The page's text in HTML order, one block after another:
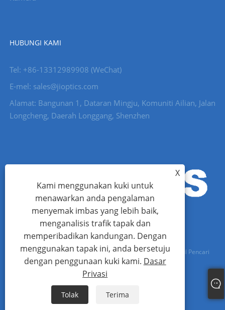
HUBUNGI KAMI
Tel: +86-13312989908 (WeChat)
E-mel: sales@jioptics.com
Alamat: Bangunan 1, Dataran Mingju, Komuniti Ailian, Jalan
Longcheng, Daerah Longgang, Shenzhen
Hak Cipta © 2022 Shenzhen Jioptics Technology Co., Ltd - Modul Pencari
Julat Laser, Kamera Zoom MWIR - Hak Cipta Terpelihara.
Sitemap XML Dasar Privasi
X
Kami menggunakan kuki untuk
menawarkan anda pengalaman
menyemak imbas yang lebih baik,
menganalisis trafik tapak dan
memperibadikan kandungan. Dengan
menggunakan tapak ini, anda bersetuju
dengan penggunaan kuki kami. Dasar
Privasi
Tolak Terima